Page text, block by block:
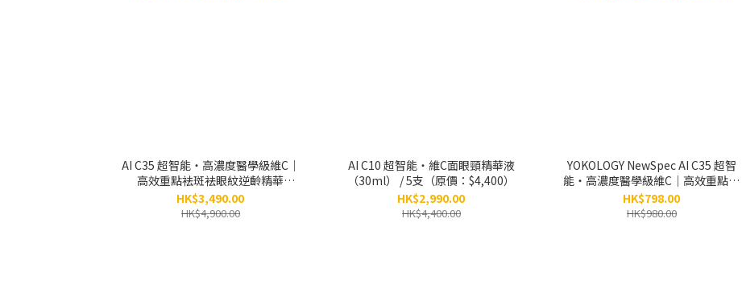
AI C35 超智能‧高濃度醫學級維C｜
高效重點袪斑袪眼紋逆齡精華
(10ml) / 5支 (原價:$4,900)
HK$3,490.00
HK$4,900.00
AI C10 超智能‧維C面眼頸精華液
（30ml） / 5支（原價：$4,400）
HK$2,990.00
HK$4,400.00
YOKOLOGY NewSpec AI C35 超智
能‧高濃度醫學級維C｜高效重點祛
斑祛眼紋逆齡精華 (10ml)
HK$798.00
HK$980.00